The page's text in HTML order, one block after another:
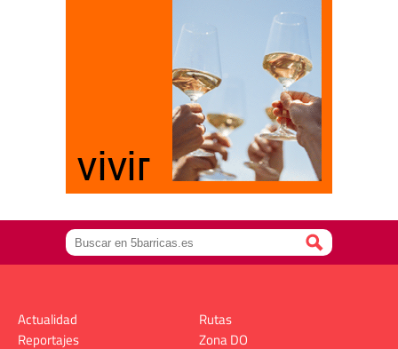
Actualidad
Reportajes
Rutas
Zona DO